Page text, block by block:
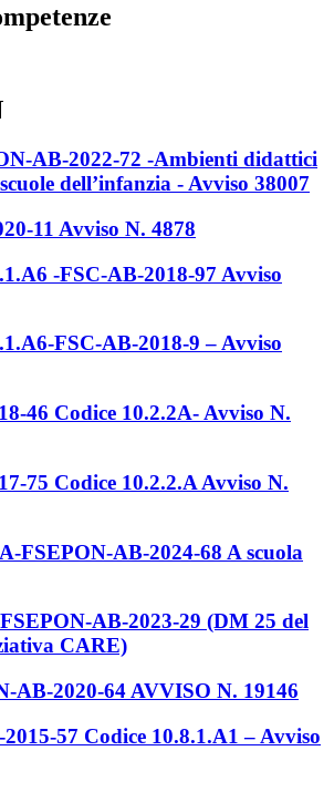
AB-2022-72 -Ambienti didattici
dell’infanzia - Avviso 38007
11 Avviso N. 4878
-FSC-AB-2018-97 Avviso
FSC-AB-2018-9 – Avviso
46 Codice 10.2.2A- Avviso N.
75 Codice 10.2.2.A Avviso N.
FSEPON-AB-2024-68 A scuola
AB-2023-29 (DM 25 del
CARE)
AB-2020-64 AVVISO N. 19146
57 Codice 10.8.1.A1 – Avviso